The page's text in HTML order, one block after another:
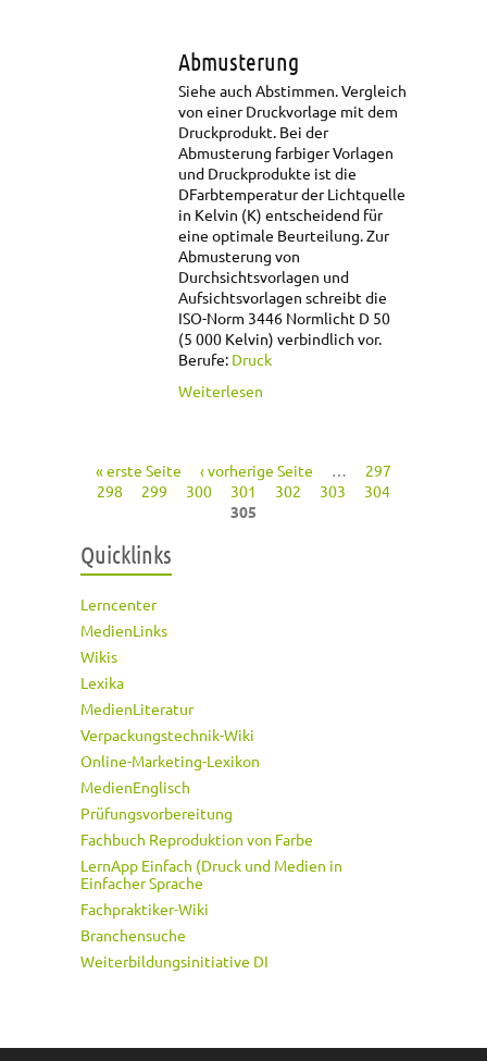
Abmusterung
Siehe auch Abstimmen. Vergleich
von einer Druckvorlage mit dem
Druckprodukt. Bei der
Abmusterung farbiger Vorlagen
und Druckprodukte ist die
DFarbtemperatur der Lichtquelle
in Kelvin (K) entscheidend für
eine optimale Beurteilung. Zur
Abmusterung von
Durchsichtsvorlagen und
Aufsichtsvorlagen schreibt die
ISO-Norm 3446 Normlicht D 50
(5 000 Kelvin) verbindlich vor.
Berufe: Druck
Weiterlesen
Seiten
« erste Seite ‹ vorherige Seite
297
298
299 300 301 302 303
304
305
Quicklinks
Lerncenter
MedienLinks
Wikis
Lexika
MedienLiteratur
Verpackungstechnik-Wiki
Online-Marketing-Lexikon
MedienEnglisch
Prüfungsvorbereitung
Fachbuch Reproduktion von Farbe
LernApp Einfach (Druck und Medien in
Einfacher Sprache
Fachpraktiker-Wiki
Branchensuche
Weiterbildungsinitiative DI